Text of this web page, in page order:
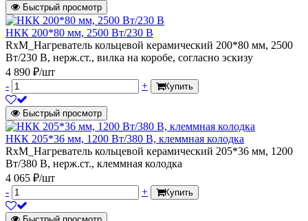
Быстрый просмотр
НКК 200*80 мм, 2500 Вт/230 В
RxM_Нагреватель кольцевой керамический 200*80 мм, 2500
Вт/230 В, нерж.ст., вилка на коробе, согласно эскизу
4 890 ₽/шт
-
+ Купить
Быстрый просмотр
НКК 205*36 мм, 1200 Вт/380 В, клеммная колодка
RxM_Нагреватель кольцевой керамический 205*36 мм, 1200
Вт/380 В, нерж.ст., клеммная колодка
4 065 ₽/шт
-
+ Купить